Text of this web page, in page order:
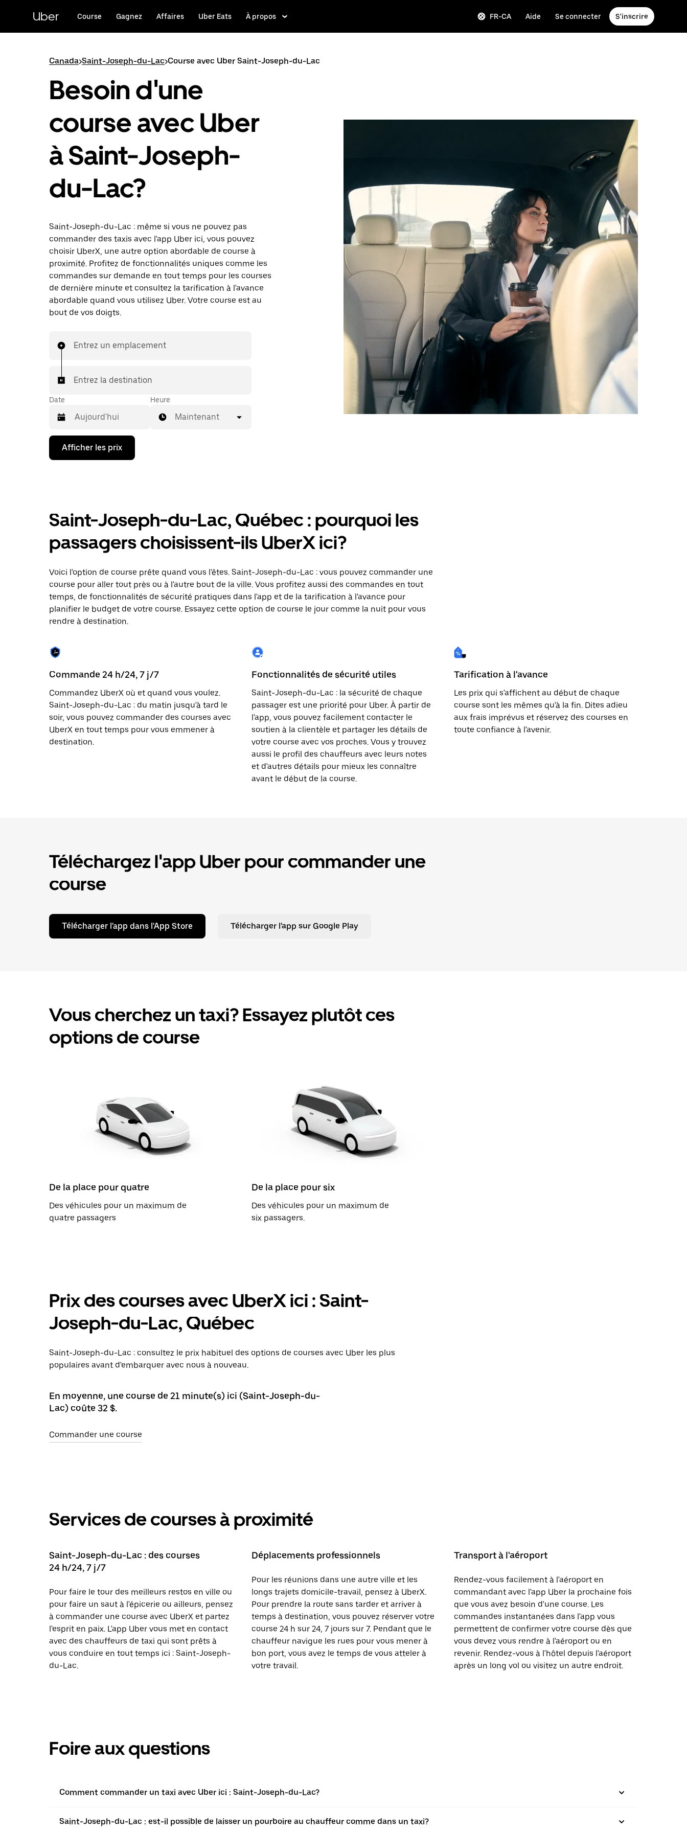
principal
Uber Course Gagnez Affaires Uber Eats À propos FR-CA Aide Se connecter S'inscrire
Canada>Saint-Joseph-du-Lac>Course avec Uber Saint-Joseph-du-Lac
Besoin d'une
course avec Uber
à Saint-Joseph-
du-Lac?
Saint-Joseph-du-Lac : même si vous ne pouvez pas
commander des taxis avec l'app Uber ici, vous pouvez
choisir UberX, une autre option abordable de course à
proximité. Profitez de fonctionnalités uniques comme les
commandes sur demande en tout temps pour les courses
de dernière minute et consultez la tarification à l'avance
abordable quand vous utilisez Uber. Votre course est au
bout de vos doigts.
Entrez un emplacement
Entrez la destination
Date
Appuyez
la
interagir
avec
calendrier
et
une
Appuyez
sur
la
touche
d'échappement
fermer
le
Heure
Maintenant
Afficher les prix
Saint-Joseph-du-Lac, Québec : pourquoi les
passagers choisissent-ils UberX ici?
Voici l'option de course prête quand vous l'êtes. Saint-Joseph-du-Lac : vous pouvez commander une
course pour aller tout près ou à l'autre bout de la ville. Vous profitez aussi des commandes en tout
temps, de fonctionnalités de sécurité pratiques dans l'app et de la tarification à l'avance pour
planifier le budget de votre course. Essayez cette option de course le jour comme la nuit pour vous
rendre à destination.
Commande 24 h/24, 7 j/7
Commandez UberX où et quand vous voulez.
Saint-Joseph-du-Lac : du matin jusqu'à tard le
soir, vous pouvez commander des courses avec
UberX en tout temps pour vous emmener à
destination.
Fonctionnalités de sécurité utiles
Saint-Joseph-du-Lac : la sécurité de chaque
passager est une priorité pour Uber. À partir de
l'app, vous pouvez facilement contacter le
soutien à la clientèle et partager les détails de
votre course avec vos proches. Vous y trouvez
aussi le profil des chauffeurs avec leurs notes
et d'autres détails pour mieux les connaître
avant le début de la course.
Tarification à l'avance
Les prix qui s'affichent au début de chaque
course sont les mêmes qu'à la fin. Dites adieu
aux frais imprévus et réservez des courses en
toute confiance à l'avenir.
Téléchargez l'app Uber pour commander une
course
Télécharger l'app dans l'App Store Télécharger l'app sur Google Play
Vous cherchez un taxi? Essayez plutôt ces
options de course
De la place pour quatre
Des véhicules pour un maximum de
quatre passagers
De la place pour six
Des véhicules pour un maximum de
six passagers.
Prix des courses avec UberX ici : Saint-
Joseph-du-Lac, Québec
Saint-Joseph-du-Lac : consultez le prix habituel des options de courses avec Uber les plus
populaires avant d'embarquer avec nous à nouveau.
En moyenne, une course de 21 minute(s) ici (Saint-Joseph-du-
Lac) coûte 32 $.
Commander une course
Services de courses à proximité
Saint-Joseph-du-Lac : des courses
24 h/24, 7 j/7
Pour faire le tour des meilleurs restos en ville ou
pour faire un saut à l'épicerie ou ailleurs, pensez
à commander une course avec UberX et partez
l'esprit en paix. L'app Uber vous met en contact
avec des chauffeurs de taxi qui sont prêts à
vous conduire en tout temps ici : Saint-Joseph-
du-Lac.
Déplacements professionnels
Pour les réunions dans une autre ville et les
longs trajets domicile-travail, pensez à UberX.
Pour prendre la route sans tarder et arriver à
temps à destination, vous pouvez réserver votre
course 24 h sur 24, 7 jours sur 7. Pendant que le
chauffeur navigue les rues pour vous mener à
bon port, vous avez le temps de vous atteler à
votre travail.
Transport à l'aéroport
Rendez-vous facilement à l'aéroport en
commandant avec l'app Uber la prochaine fois
que vous avez besoin d'une course. Les
commandes instantanées dans l'app vous
permettent de confirmer votre course dès que
vous devez vous rendre à l'aéroport ou en
revenir. Rendez-vous à l'hôtel depuis l'aéroport
après un long vol ou visitez un autre endroit.
Foire aux questions
Comment commander un taxi avec Uber ici : Saint-Joseph-du-Lac?
Saint-Joseph-du-Lac : est-il possible de laisser un pourboire au chauffeur comme dans un taxi?